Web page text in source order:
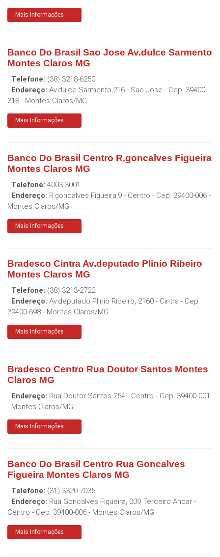
Mais Informações
Banco Do Brasil Sao Jose Av.dulce Sarmento
Montes Claros MG
Telefone: (38) 3218-6250
Endereço: Av.dulce Sarmento,216 - Sao Jose - Cep: 39400-
318 - Montes Claros/MG
Mais Informações
Banco Do Brasil Centro R.goncalves Figueira
Montes Claros MG
Telefone: 4003-3001
Endereço: R.goncalves Figueira,9 - Centro - Cep: 39400-006 -
Montes Claros/MG
Mais Informações
Bradesco Cintra Av.deputado Plinio Ribeiro
Montes Claros MG
Telefone: (38) 3213-2722
Endereço: Av.deputado Plinio Ribeiro, 2160 - Cintra - Cep:
39400-698 - Montes Claros/MG
Mais Informações
Bradesco Centro Rua Doutor Santos Montes
Claros MG
Endereço: Rua Doutor Santos 254 - Centro - Cep: 39400-001
- Montes Claros/MG
Mais Informações
Banco Do Brasil Centro Rua Goncalves
Figueira Montes Claros MG
Telefone: (31) 3320-7035
Endereço: Rua Goncalves Figueira, 009 Terceiro Andar -
Centro - Cep: 39400-006 - Montes Claros/MG
Mais Informações